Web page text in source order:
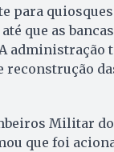
para
que as
administração
reconstrução
Militar
que foi